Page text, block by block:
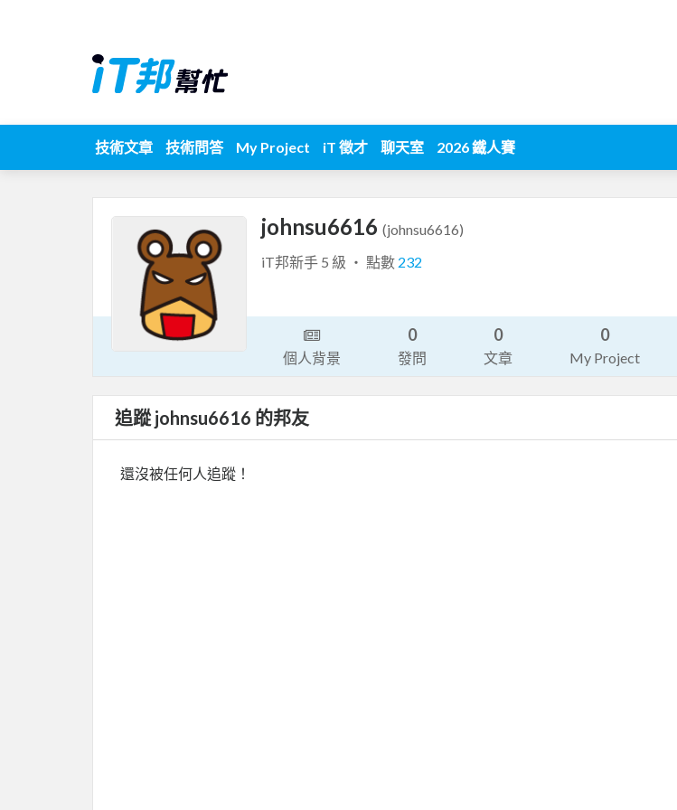
技術文章 技術問答 My Project iT 徵才 聊天室 2026 鐵人賽
johnsu6616 (johnsu6616)
iT邦新手 5 級 ‧ 點數 232
個人背景
0
發問
0
文章
0
My Project
追蹤 johnsu6616 的邦友
還沒被任何人追蹤！